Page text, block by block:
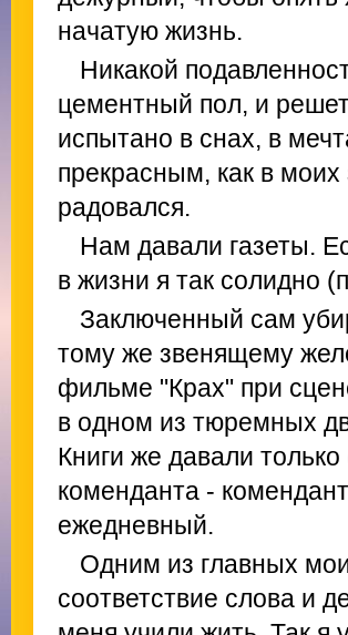
начатую жизнь.
Никакой
цементный пол, и
испытано в снах, в
прекрасным, как в
радовался.
Нам давали газеты.
в жизни я так солидно
Заключенный сам
тому же звенящему
фильме "Крах" при
в одном из тюремных
Книги же давали
коменданта -
ежедневный.
Одним из главных
соответствие слова и